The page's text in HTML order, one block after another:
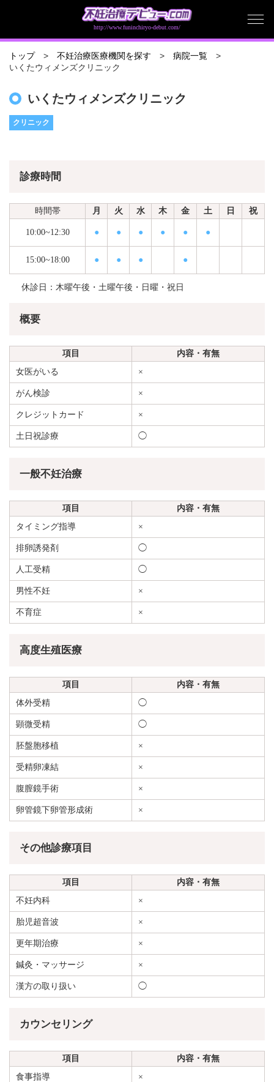
http://www.funinchiryo-debut.com/
トップ 不妊治療医療機関を探す 病院一覧
いくたウィメンズクリニック
いくたウィメンズクリニック
クリニック
診療時間
時間帯 月 火 水 木 金 土 日 祝
10:00~12:30 ● ● ● ● ● ●
15:00~18:00 ● ● ● ●
休診日：木曜午後・土曜午後・日曜・祝日
概要
項目
内容・有無
女医がいる
×
がん検診 ×
クレジットカード ×
土日祝診療 ◯
一般不妊治療
項目
内容・有無
タイミング指導
×
排卵誘発剤 ◯
人工受精 ◯
男性不妊 ×
不育症 ×
高度生殖医療
項目
内容・有無
体外受精
◯
顕微受精 ◯
胚盤胞移植 ×
受精卵凍結 ×
腹膣鏡手術 ×
卵管鏡下卵管形成術 ×
その他診療項目
項目
内容・有無
不妊内科
×
胎児超音波 ×
更年期治療 ×
鍼灸・マッサージ ×
漢方の取り扱い ◯
カウンセリング
項目
内容・有無
食事指導
×